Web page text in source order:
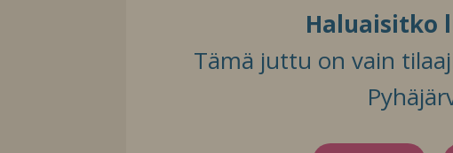
Haluaisitko
Tämä juttu on vain